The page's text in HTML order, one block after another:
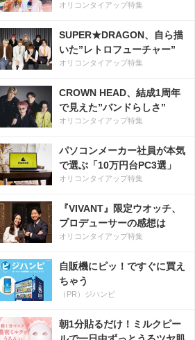
オリコンタイアップ特集
SUPER★DRAGON、自ら描
いた”レトロフューチャー”
オリコンタイアップ特集
CROWN HEAD、結成1周年
で見えた”バンドらしさ”
オリコンタイアップ特集
パソコンメーカー社員が本気
で選ぶ「10万円台PC3選」
オリコンタイアップ特集
『VIVANT』限定ウオッチ、
プロデューサーの感想は
オリコンタイアップ特集
自販機にピッ！ですぐに買え
ちゃう
（PR）ジハンピ
朝1分貼るだけ！ミルクピー